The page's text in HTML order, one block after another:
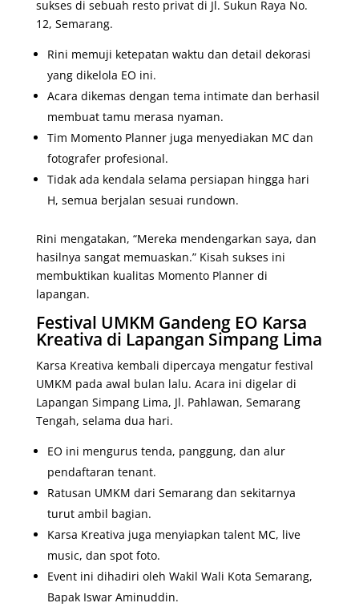
sukses di sebuah resto privat di Jl. Sukun Raya No.
12, Semarang.
Rini memuji ketepatan waktu dan detail dekorasi
yang dikelola EO ini.
Acara dikemas dengan tema intimate dan berhasil
membuat tamu merasa nyaman.
Tim Momento Planner juga menyediakan MC dan
fotografer profesional.
Tidak ada kendala selama persiapan hingga hari
H, semua berjalan sesuai rundown.
Rini mengatakan, “Mereka mendengarkan saya, dan
hasilnya sangat memuaskan.” Kisah sukses ini
membuktikan kualitas Momento Planner di
lapangan.
Festival UMKM Gandeng EO Karsa
Kreativa di Lapangan Simpang Lima
Karsa Kreativa kembali dipercaya mengatur festival
UMKM pada awal bulan lalu. Acara ini digelar di
Lapangan Simpang Lima, Jl. Pahlawan, Semarang
Tengah, selama dua hari.
EO ini mengurus tenda, panggung, dan alur
pendaftaran tenant.
Ratusan UMKM dari Semarang dan sekitarnya
turut ambil bagian.
Karsa Kreativa juga menyiapkan talent MC, live
music, dan spot foto.
Event ini dihadiri oleh Wakil Wali Kota Semarang,
Bapak Iswar Aminuddin.